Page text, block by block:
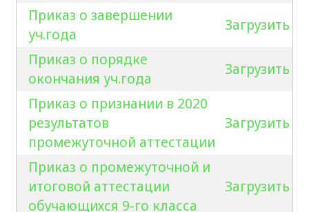
Приказ о завершении
уч.года
Загрузить
Приказ о порядке
окончания уч.года
Загрузить
Приказ о признании в 2020
результатов
промежуточной аттестации
Загрузить
Приказ о промежуточной и
итоговой аттестации
обучающихся 9-го класса
Загрузить